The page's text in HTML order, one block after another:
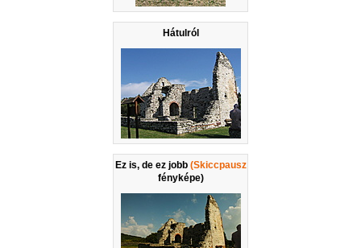
Hátulról
Ez is, de ez jobb (Skiccpausz
fényképe)